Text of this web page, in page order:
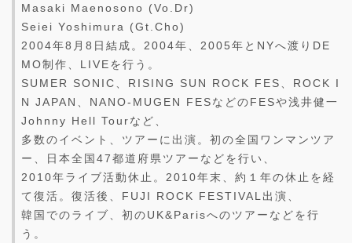
Masaki Maenosono (Vo.Dr)
Seiei Yoshimura (Gt.Cho)
2004年8月8日結成。2004年、2005年とNYへ渡りDE
MO制作、LIVEを行う。
SUMER SONIC、RISING SUN ROCK FES、ROCK I
N JAPAN、NANO-MUGEN FESなどのFESや浅井健一
Johnny Hell Tourなど、
多数のイベント、ツアーに出演。初の全国ワンマンツア
ー、日本全国47都道府県ツアーなどを行い、
2010年ライブ活動休止。2010年末、約１年の休止を経
て復活。復活後、FUJI ROCK FESTIVAL出演、
韓国でのライブ、初のUK&Parisへのツアーなどを行
う。